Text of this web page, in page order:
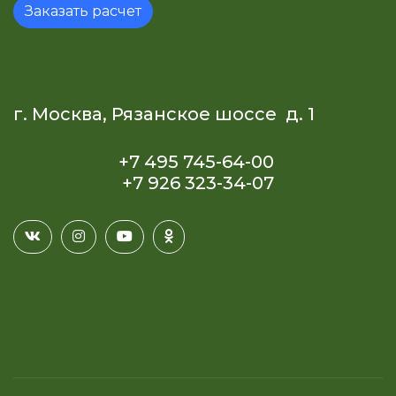
Заказать расчет
г. Москва, Рязанское шоссе д. 1
+7 495 745-64-00
+7 926 323-34-07